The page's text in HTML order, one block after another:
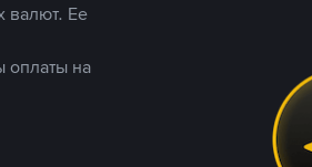
валют. Ее
оплаты на